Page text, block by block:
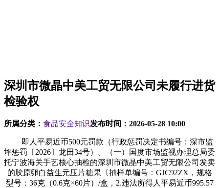
深圳市微晶中美工贸无限公司未履行进货
检验权
所属分类： 食品安全知识发布时间： 2026-05-28 10:00
即人平易近币500元罚款（行政惩罚决定书编号：深市监
坪惩罚〔2026〕龙田34号）。（一）国度市场监视办理总局委
托宁波海关手艺核心抽检的深圳市微晶中美工贸无限公司发卖
的胶原卵白益生元压片糖果〔抽样单编号：GJC92ZX，规格
型号：36克（0.6克×60片）/盒，2.违法所得人平易近币995.57